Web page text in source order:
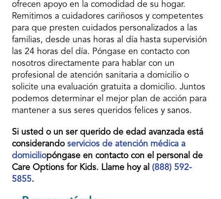
ofrecen apoyo en la comodidad de su hogar.
Remitimos a cuidadores cariñosos y competentes
para que presten cuidados personalizados a las
familias, desde unas horas al día hasta supervisión
las 24 horas del día. Póngase en contacto con
nosotros directamente para hablar con un
profesional de atención sanitaria a domicilio o
solicite una evaluación gratuita a domicilio. Juntos
podemos determinar el mejor plan de acción para
mantener a sus seres queridos felices y sanos.
Si usted o un ser querido de edad avanzada está
considerando servicios de atención médica a
domiciliopóngase en contacto con el personal de
Care Options for Kids. Llame hoy al (888) 592-
5855.